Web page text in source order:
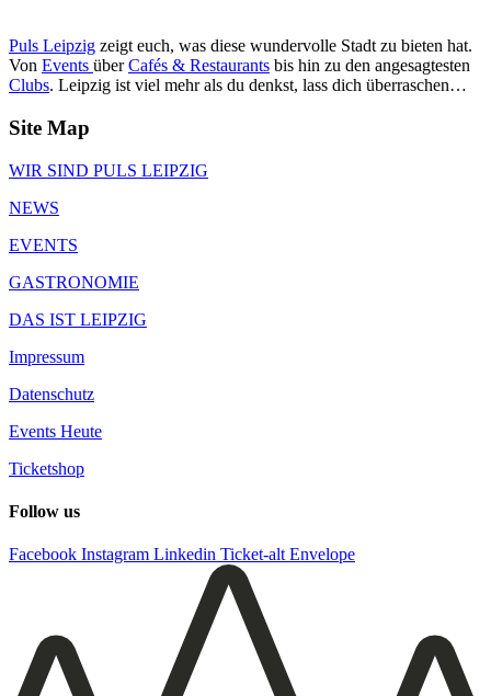
Puls Leipzig zeigt euch, was diese wundervolle Stadt zu bieten hat.
Von Events überCafés & Restaurants bis hin zu den angesagtesten
Clubs. Leipzig ist viel mehr als du denkst, lass dich überraschen…
Site Map
WIR SIND PULS LEIPZIG
NEWS
EVENTS
GASTRONOMIE
DAS IST LEIPZIG
Impressum
Datenschutz
Events Heute
Ticketshop
Follow us
Facebook Instagram Linkedin Ticket-alt Envelope